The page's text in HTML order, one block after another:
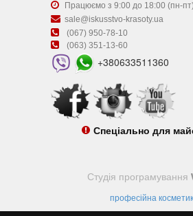
Працюємо з 9:00 до 18:00 (пн-
sale@iskusstvo-krasoty.ua
(067) 950-78-10
(063) 351-13-60
+380633511360
Спеціально для
Студія програмування
професійна